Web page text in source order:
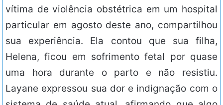
vítima de violência obstétrica em um hospital
particular em agosto deste ano, compartilhou
sua experiência. Ela contou que sua filha,
Helena, ficou em sofrimento fetal por quase
uma hora durante o parto e não resistiu.
Layane expressou sua dor e indignação com o